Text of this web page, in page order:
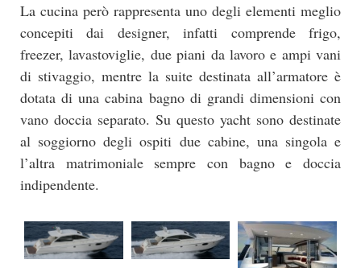
La cucina però rappresenta uno degli elementi meglio
concepiti dai designer, infatti comprende frigo,
freezer, lavastoviglie, due piani da lavoro e ampi vani
di stivaggio, mentre la suite destinata all’armatore è
dotata di una cabina bagno di grandi dimensioni con
vano doccia separato. Su questo yacht sono destinate
al soggiorno degli ospiti due cabine, una singola e
l’altra matrimoniale sempre con bagno e doccia
indipendente.